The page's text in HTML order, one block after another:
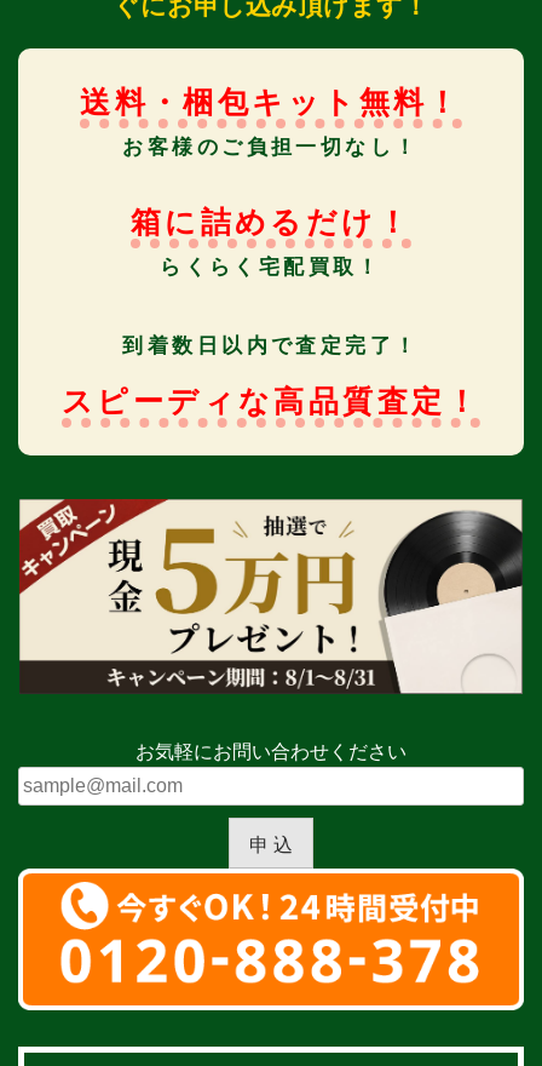
送料・梱包キット無料！
お客様のご負担一切なし！
箱に詰めるだけ！
らくらく宅配買取！
到着数日以内で査定完了！
スピーディな高品質査定！
お気軽にお問い合わせください
申 込